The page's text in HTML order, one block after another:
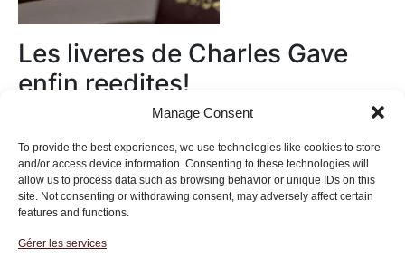
Manage Consent
To provide the best experiences, we use technologies like cookies to store
and/or access device information. Consenting to these technologies will
allow us to process data such as browsing behavior or unique IDs on this
site. Not consenting or withdrawing consent, may adversely affect certain
features and functions.
Gérer les services
Les liveres de Charles Gave
enfin reedites!
Institut des Libertés